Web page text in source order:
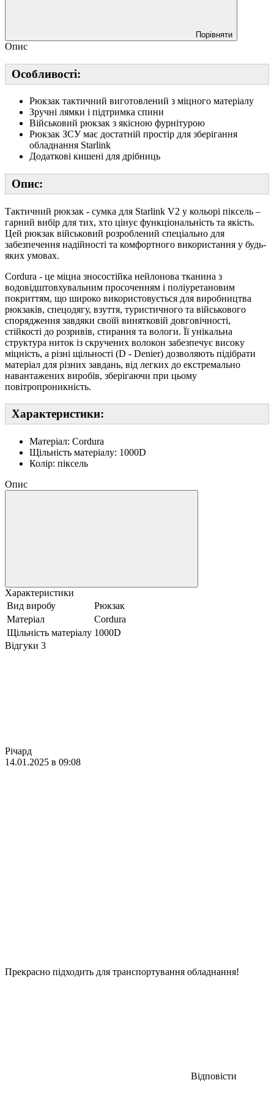
Порівняти
Опис
Особливості:
Рюкзак тактичний виготовлений з міцного матеріалу
Зручні лямки і підтримка спини
Військовий рюкзак з якісною фурнітурою
Рюкзак ЗСУ має достатній простір для зберігання
обладнання Starlink
Додаткові кишені для дрібниць
Опис:
Тактичний рюкзак - сумка для Starlink V2 у кольорі піксель –
гарний вибір для тих, хто цінує функціональність та якість.
Цей рюкзак військовий розроблений спеціально для
забезпечення надійності та комфортного використання у будь-
яких умовах.
Cordura - це міцна зносостійка нейлонова тканина з
водовідштовхувальним просоченням і поліуретановим
покриттям, що широко використовується для виробництва
рюкзаків, спецодягу, взуття, туристичного та військового
спорядження завдяки своїй винятковій довговічності,
стійкості до розривів, стирання та вологи. Її унікальна
структура ниток із скручених волокон забезпечує високу
міцність, а різні щільності (D - Denier) дозволяють підібрати
матеріал для різних завдань, від легких до екстремально
навантажених виробів, зберігаючи при цьому
повітропроникність.
Характеристики:
Матеріал: Cordura
Щільність матеріалу: 1000D
Колір: піксель
Опис
Характеристики
Вид виробу
Рюкзак
Матеріал
Cordura
Щільність матеріалу 1000D
Відгуки 3
Річард
14.01.2025 в 09:08
Прекрасно підходить для транспортування обладнання!
Відповісти